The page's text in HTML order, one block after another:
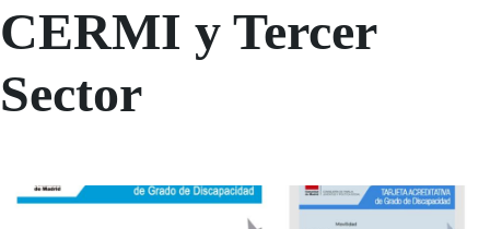
CERMI y Tercer
Sector